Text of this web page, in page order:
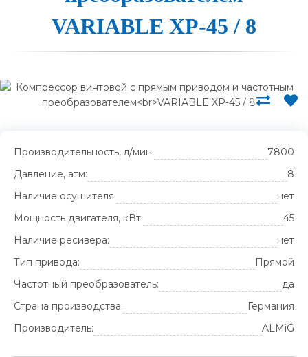
VARIABLE XP-45 / 8
Производительность, л/мин:
7800
Давление, атм:
8
Наличие осушителя:
нет
Мощность двигателя, кВт:
45
Наличие ресивера:
нет
Тип привода:
Прямой
Частотный преобразователь:
да
Страна производства:
Германия
Производитель:
ALMiG